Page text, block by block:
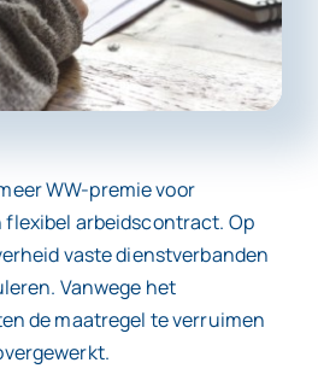
bij
WW-premie voor
flexibel arbeidscontract. Op
vaste dienstverbanden
Vanwege het
de maatregel te verruimen